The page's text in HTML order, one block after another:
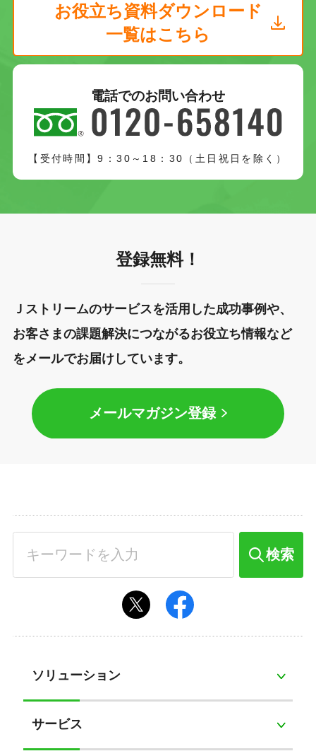
お役立ち資料ダウンロード
一覧はこちら
電話でのお問い合わせ
【受付時間】9：30～18：30（土日祝日を除く）
登録無料！
Ｊストリームのサービスを活用した成功事例や、
お客さまの課題解決につながるお役立ち情報など
をメールでお届けしています。
メールマガジン登録
検索
ソリューション
サービス